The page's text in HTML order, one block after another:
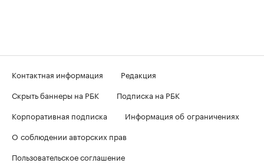
Контактная информация
Редакция
Скрыть баннеры на РБК
Подписка на РБК
Корпоративная подписка
Информация об ограничениях
О соблюдении авторских прав
Пользовательское соглашение